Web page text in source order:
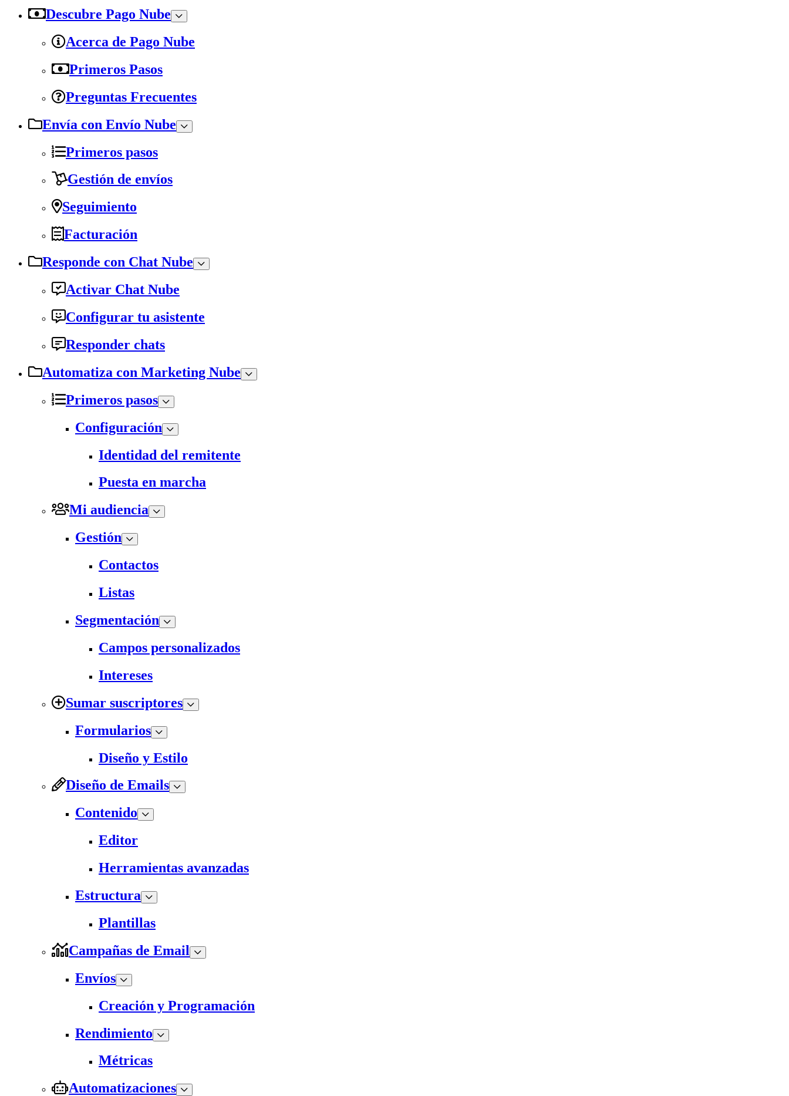
Descubre Pago Nube
Acerca de Pago Nube
Primeros Pasos
Preguntas Frecuentes
Envía con Envío Nube
Primeros pasos
Gestión de envíos
Seguimiento
Facturación
Responde con Chat Nube
Activar Chat Nube
Configurar tu asistente
Responder chats
Automatiza con Marketing Nube
Primeros pasos
Configuración
Identidad del remitente
Puesta en marcha
Mi audiencia
Gestión
Contactos
Listas
Segmentación
Campos personalizados
Intereses
Sumar suscriptores
Formularios
Diseño y Estilo
Diseño de Emails
Contenido
Editor
Herramientas avanzadas
Estructura
Plantillas
Campañas de Email
Envíos
Creación y Programación
Rendimiento
Métricas
Automatizaciones